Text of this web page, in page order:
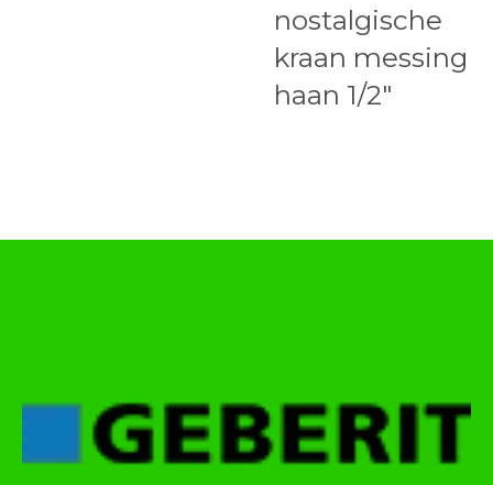
nostalgische
kraan messing
haan 1/2"